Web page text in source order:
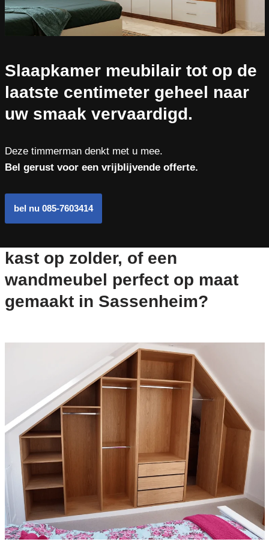
Slaapkamer meubilair tot op de
laatste centimeter geheel naar
uw smaak vervaardigd.
Deze timmerman denkt met u mee.
Bel gerust voor een vrijblijvende offerte.
bel nu 085-7603414
kast op zolder, of een
wandmeubel perfect op maat
gemaakt in Sassenheim?